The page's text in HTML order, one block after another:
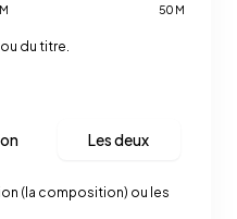
50 M
du titre.
Les deux
(la composition) ou les